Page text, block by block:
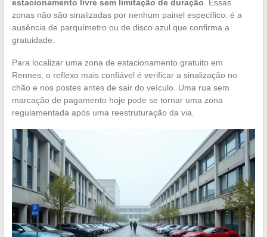
estacionamento livre sem limitação de duração . Essas
zonas não são sinalizadas por nenhum painel específico: é a
ausência de parquímetro ou de disco azul que confirma a
gratuidade.
Para localizar uma zona de estacionamento gratuito em
Rennes, o reflexo mais confiável é verificar a sinalização no
chão e nos postes antes de sair do veículo. Uma rua sem
marcação de pagamento hoje pode se tornar uma zona
regulamentada após uma reestruturação da via.